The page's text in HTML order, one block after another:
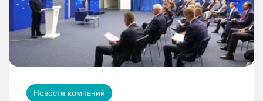
Новости компаний